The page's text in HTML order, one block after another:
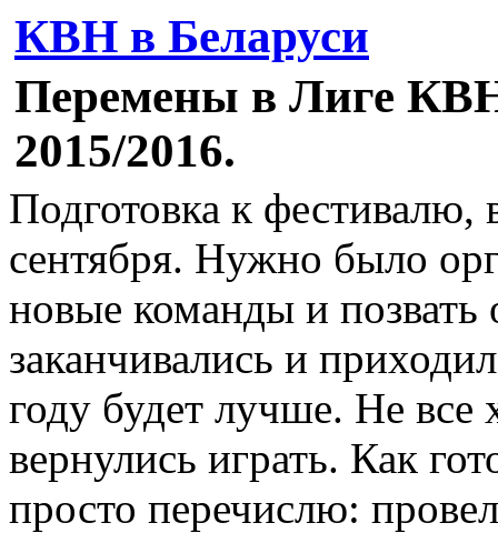
КВН в Беларуси
Перемены в Лиге
2015/2016.
Подготовка к фестивалю,
сентября. Нужно было
новые команды и
заканчивались и
году будет лучше. Не все
вернулись играть. Как
просто перечислю: